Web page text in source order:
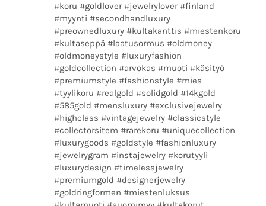
#koru #goldlover #jewelrylover #finland
#myynti #secondhandluxury
#preownedluxury #kultakanttis #miestenkoru
#kultaseppä #laatusormus #oldmoney
#oldmoneystyle #luxuryfashion
#goldcollection #arvokas #muoti #käsityö
#premiumstyle #fashionstyle #mies
#tyylikoru #realgold #solidgold #14kgold
#585gold #mensluxury #exclusivejewelry
#highclass #vintagejewelry #classicstyle
#collectorsitem #rarekoru #uniquecollection
#luxurygoods #goldstyle #fashionluxury
#jewelrygram #instajewelry #korutyyli
#luxurydesign #timelessjewelry
#premiumgold #designerjewelry
#goldringformen #miestenluksus